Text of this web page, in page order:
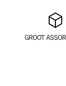
GROOT